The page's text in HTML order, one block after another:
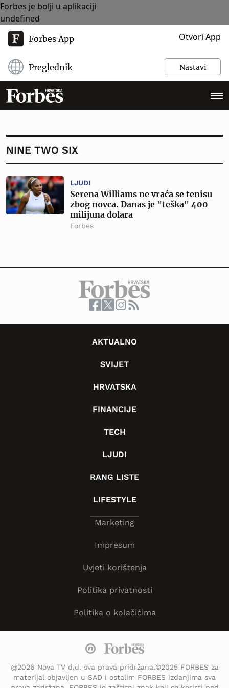
Forbes je bolji u aplikaciji
undefined
Forbes App Otvori App
Preglednik Nastavi
NINE TWO SIX
LJUDI
Serena Williams ne vraća se tenisu
zbog novca. Danas je "teška" 400
milijuna dolara
Forbes
AKTUALNO
SVIJET
HRVATSKA
FINANCIJE
TECH
LJUDI
RANG LISTE
LIFESTYLE
Marketing
Impresum
Uvjeti korištenja
Politika privatnosti
Politika o kolačićima
@2026 Nova TV d.d. sva prava pridržana.©2025 FORBES za
materijal objavljen u SAD i ostalim FORBES izdanjima sva